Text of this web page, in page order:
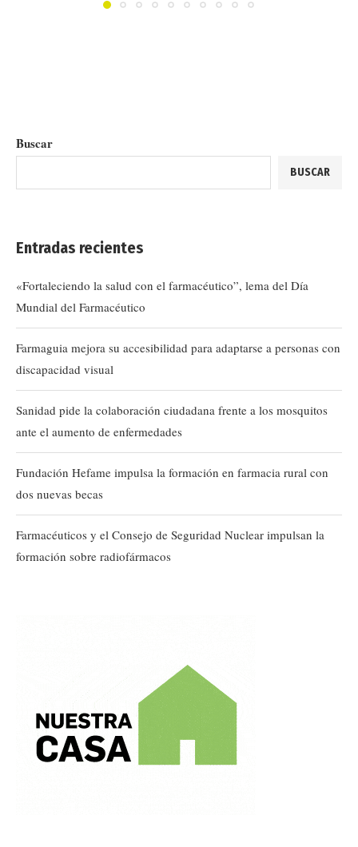
Buscar
BUSCAR
Entradas recientes
«Fortaleciendo la salud con el farmacéutico”, lema del Día
Mundial del Farmacéutico
Farmaguia mejora su accesibilidad para adaptarse a personas con
discapacidad visual
Sanidad pide la colaboración ciudadana frente a los mosquitos
ante el aumento de enfermedades
Fundación Hefame impulsa la formación en farmacia rural con
dos nuevas becas
Farmacéuticos y el Consejo de Seguridad Nuclear impulsan la
formación sobre radiofármacos